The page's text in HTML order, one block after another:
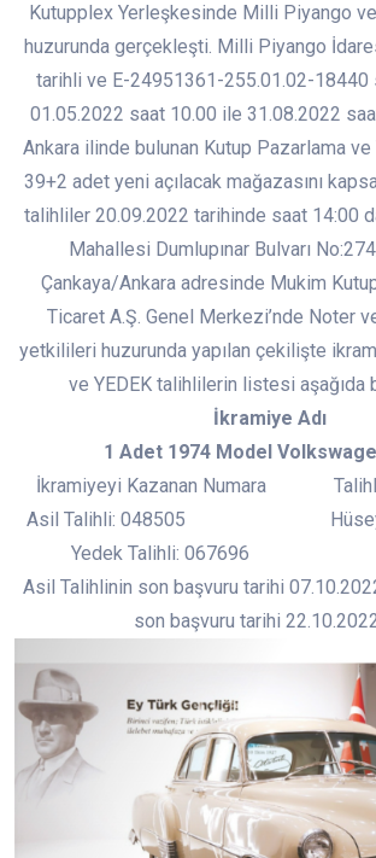
Kutupplex Yerleşkesinde Milli Piyango
huzurunda gerçekleşti. Milli Piyango
tarihli ve E-24951361-255.01.02-18440
01.05.2022 saat 10.00 ile 31.08.2022
Ankara ilinde bulunan Kutup Pazarlama ve
39+2 adet yeni açılacak mağazasını
talihliler 20.09.2022 tarihinde saat 14:00
Mahallesi Dumlupınar Bulvarı
Çankaya/Ankara adresinde Mukim
Ticaret A.Ş. Genel Merkezi’nde Noter
yetkilileri huzurunda yapılan çekilişte
ve YEDEK talihlilerin listesi aşağıda
İkramiye Adı
1 Adet 1974 Model
İkramiyeyi Kazanan Numara
Asil Talihli: 048505 Hüseyin
Yedek Talihli: 067696 Ali
Asil Talihlinin son başvuru tarihi
son başvuru tarihi